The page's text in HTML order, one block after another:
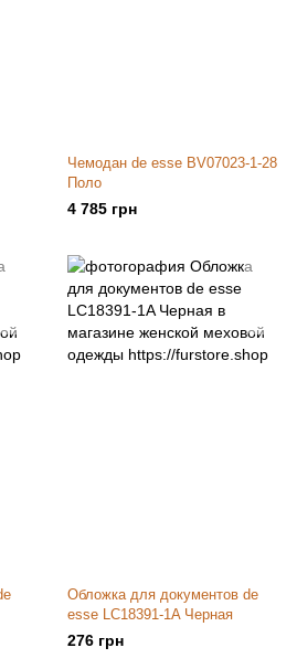
Чемодан de esse BV07023-1-28
Поло
4 785 грн
Обложка для документов de
esse LC18391-1A Черная
276 грн